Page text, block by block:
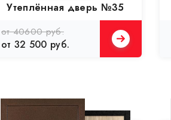
Утеплённая дверь №35
от 40600 руб.
от 32 500 руб.